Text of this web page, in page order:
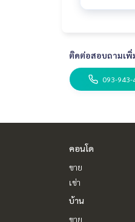
LINE ID :
duplex
#Year
ติดต่อสอบถามเพิ่
093-943-
คอนโด
ขาย
เช่า
บ้าน
ขาย